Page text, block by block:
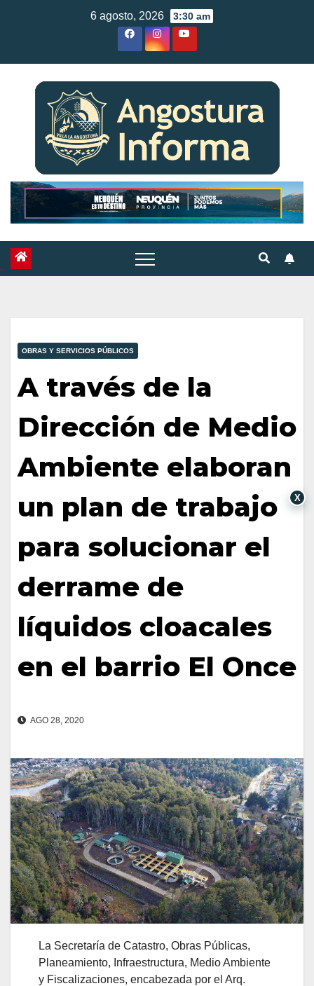
6 agosto, 2026 3:30 am
OBRAS Y SERVICIOS PÚBLICOS
A través de la
Dirección de Medio
Ambiente elaboran
un plan de trabajo
para solucionar el
derrame de
líquidos cloacales
en el barrio El Once
AGO 28, 2020
La Secretaría de Catastro, Obras Públicas,
Planeamiento, Infraestructura, Medio Ambiente
y Fiscalizaciones, encabezada por el Arq.
X